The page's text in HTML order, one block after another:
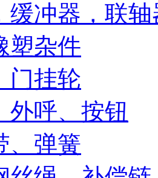
缓冲器，联轴
塑杂件
门挂轮
外呼、按钮
、弹簧